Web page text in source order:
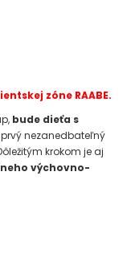
zóne RAABE.
bude dieťa s
prvý nezanedbateľný
krokom je aj
výchovno-